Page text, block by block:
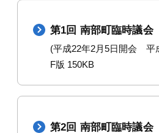
第1回 南部町臨時議
(平成22年2月5日開会 平
F版 150KB
第2回 南部町臨時議